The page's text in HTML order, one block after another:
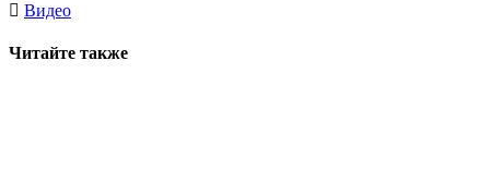
Видео
Читайте также